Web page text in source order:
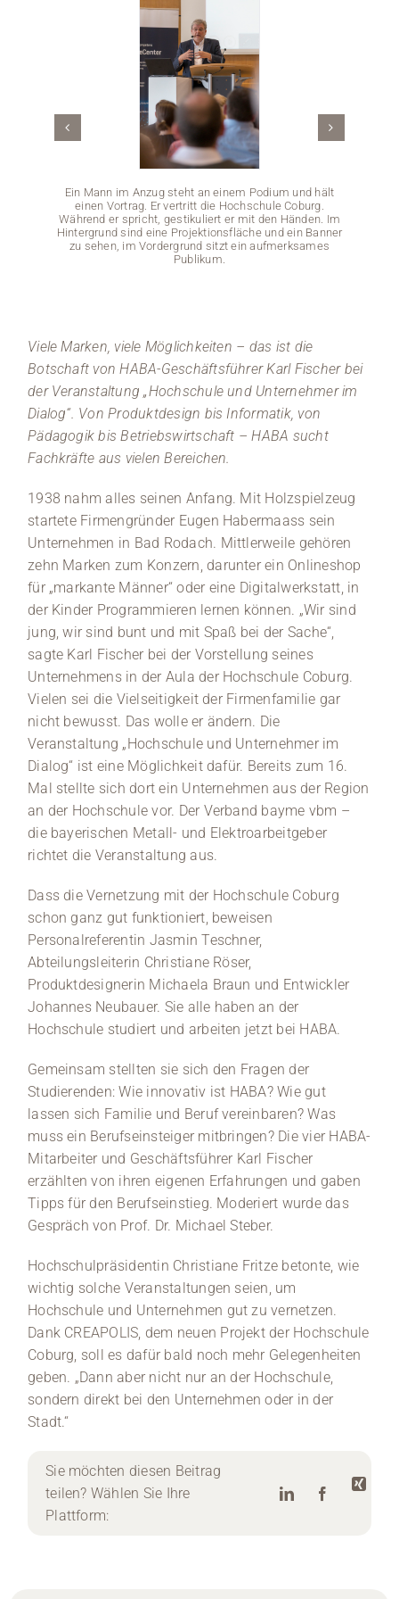
Stellenangebote
News
Veranstaltungen
Ein Mann im Anzug steht an einem Podium und hält
einen Vortrag. Er vertritt die Hochschule Coburg.
Während er spricht, gestikuliert er mit den Händen. Im
Hintergrund sind eine Projektionsfläche und ein Banner
zu sehen, im Vordergrund sitzt ein aufmerksames
Publikum.
Viele Marken, viele Möglichkeiten – das ist die
Botschaft von HABA-Geschäftsführer Karl Fischer bei
der Veranstaltung „Hochschule und Unternehmer im
Dialog“. Von Produktdesign bis Informatik, von
Pädagogik bis Betriebswirtschaft – HABA sucht
Fachkräfte aus vielen Bereichen.
1938 nahm alles seinen Anfang. Mit Holzspielzeug
startete Firmengründer Eugen Habermaass sein
Unternehmen in Bad Rodach. Mittlerweile gehören
zehn Marken zum Konzern, darunter ein Onlineshop
für „markante Männer“ oder eine Digitalwerkstatt, in
der Kinder Programmieren lernen können. „Wir sind
jung, wir sind bunt und mit Spaß bei der Sache“,
sagte Karl Fischer bei der Vorstellung seines
Unternehmens in der Aula der Hochschule Coburg.
Vielen sei die Vielseitigkeit der Firmenfamilie gar
nicht bewusst. Das wolle er ändern. Die
Veranstaltung „Hochschule und Unternehmer im
Dialog“ ist eine Möglichkeit dafür. Bereits zum 16.
Mal stellte sich dort ein Unternehmen aus der Region
an der Hochschule vor. Der Verband bayme vbm –
die bayerischen Metall- und Elektroarbeitgeber
richtet die Veranstaltung aus.
Dass die Vernetzung mit der Hochschule Coburg
schon ganz gut funktioniert, beweisen
Personalreferentin Jasmin Teschner,
Abteilungsleiterin Christiane Röser,
Produktdesignerin Michaela Braun und Entwickler
Johannes Neubauer. Sie alle haben an der
Hochschule studiert und arbeiten jetzt bei HABA.
Gemeinsam stellten sie sich den Fragen der
Studierenden: Wie innovativ ist HABA? Wie gut
lassen sich Familie und Beruf vereinbaren? Was
muss ein Berufseinsteiger mitbringen? Die vier HABA-
Mitarbeiter und Geschäftsführer Karl Fischer
erzählten von ihren eigenen Erfahrungen und gaben
Tipps für den Berufseinstieg. Moderiert wurde das
Gespräch von Prof. Dr. Michael Steber.
Hochschulpräsidentin Christiane Fritze betonte, wie
wichtig solche Veranstaltungen seien, um
Hochschule und Unternehmen gut zu vernetzen.
Dank CREAPOLIS, dem neuen Projekt der Hochschule
Coburg, soll es dafür bald noch mehr Gelegenheiten
geben. „Dann aber nicht nur an der Hochschule,
sondern direkt bei den Unternehmen oder in der
Stadt.“
Sie möchten diesen Beitrag
teilen? Wählen Sie Ihre
Plattform: